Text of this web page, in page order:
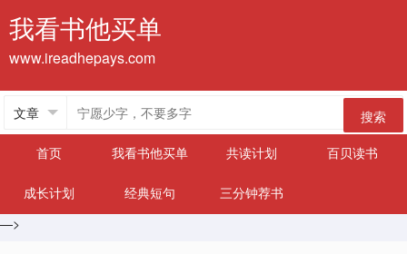
我看书他买单
www.ireadhepays.com
搜索
首页
我看书他买单 共读计划 百贝读书
成长计划 经典短句
三分钟荐书
—>